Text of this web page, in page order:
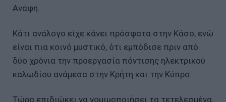
Ανάφη.
Κάτι ανάλογο είχε κάνει πρόσφατα στην Κάσο, ενώ
είναι πια κοινό μυστικό, ότι εμπόδισε πριν από
δύο χρόνια την προεργασία πόντισης ηλεκτρικού
καλωδίου ανάμεσα στην Κρήτη και την Κύπρο.
Τώρα επιδιώκει να νομιμοποιήσει τα τετελεσμένα,